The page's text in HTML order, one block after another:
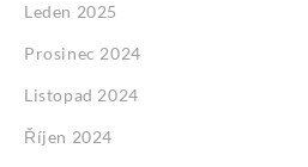
Leden 2025
Prosinec 2024
Listopad 2024
Říjen 2024